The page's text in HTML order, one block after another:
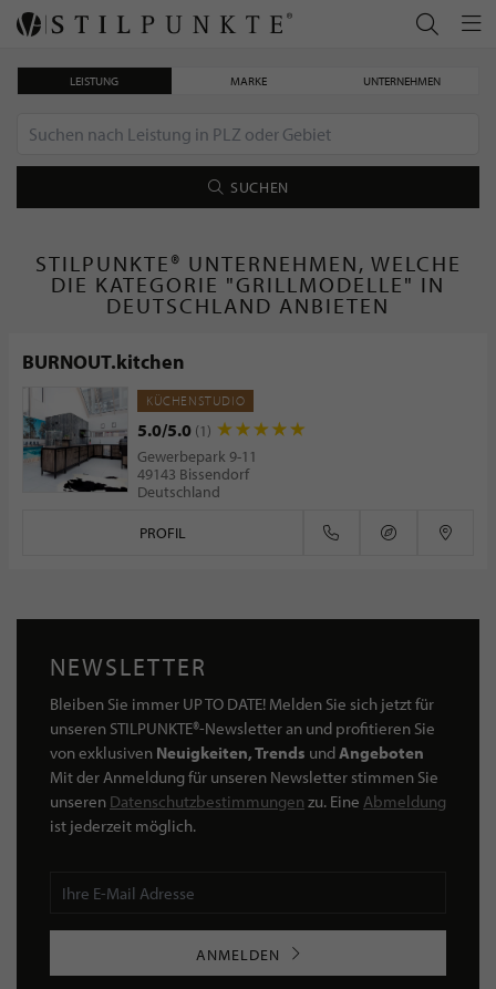
LEISTUNG MARKE UNTERNEHMEN
SUCHEN
STILPUNKTE® UNTERNEHMEN, WELCHE
DIE KATEGORIE "GRILLMODELLE" IN
DEUTSCHLAND ANBIETEN
BURNOUT.kitchen
KÜCHENSTUDIO
5.0/5.0 (1)
Gewerbepark 9-11
49143 Bissendorf
Deutschland
PROFIL
NEWSLETTER
Bleiben Sie immer UP TO DATE! Melden Sie sich jetzt für
unseren STILPUNKTE®-Newsletter an und profitieren Sie
von exklusiven Neuigkeiten, Trends undAngeboten
Mit der Anmeldung für unseren Newsletter stimmen Sie
unseren Datenschutzbestimmungen zu. Eine Abmeldung
ist jederzeit möglich.
ANMELDEN